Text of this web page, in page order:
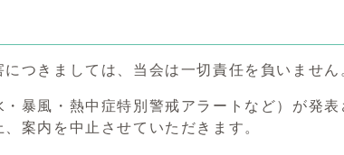
つきましては、当会は一切責任を負いません
暴風・熱中症特別警戒アラートなど）が発表
案内を中止させていただきます。